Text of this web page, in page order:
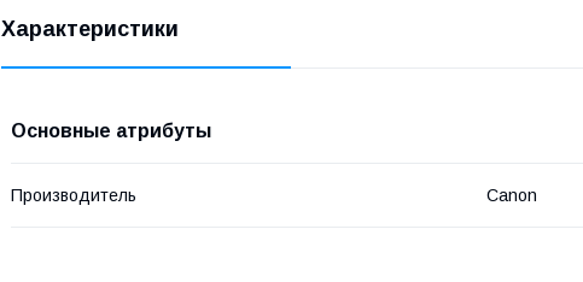
Характеристики
Основные атрибуты
Производитель Canon